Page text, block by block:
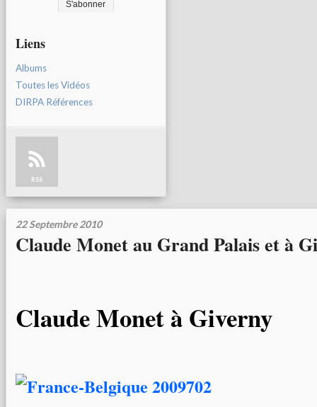
Liens
Albums
Toutes les Vidéos
DIRPA Références
RSS
22 Septembre 2010
Claude Monet au Grand Palais et à
Claude Monet à Giverny